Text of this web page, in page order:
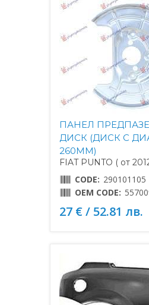
ПАНЕЛ
ДИСК (ДИСК С
260MM)
FIAT PUNTO ( от
CODE: 290101105
OEM CODE:
27 € / 52.81 лв.